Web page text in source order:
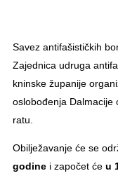
Savez antifašističkih
Zajednica udruga
kninske županije
oslobođenja Dalmacije
ratu.
Obilježavanje će se
godine i započet će u